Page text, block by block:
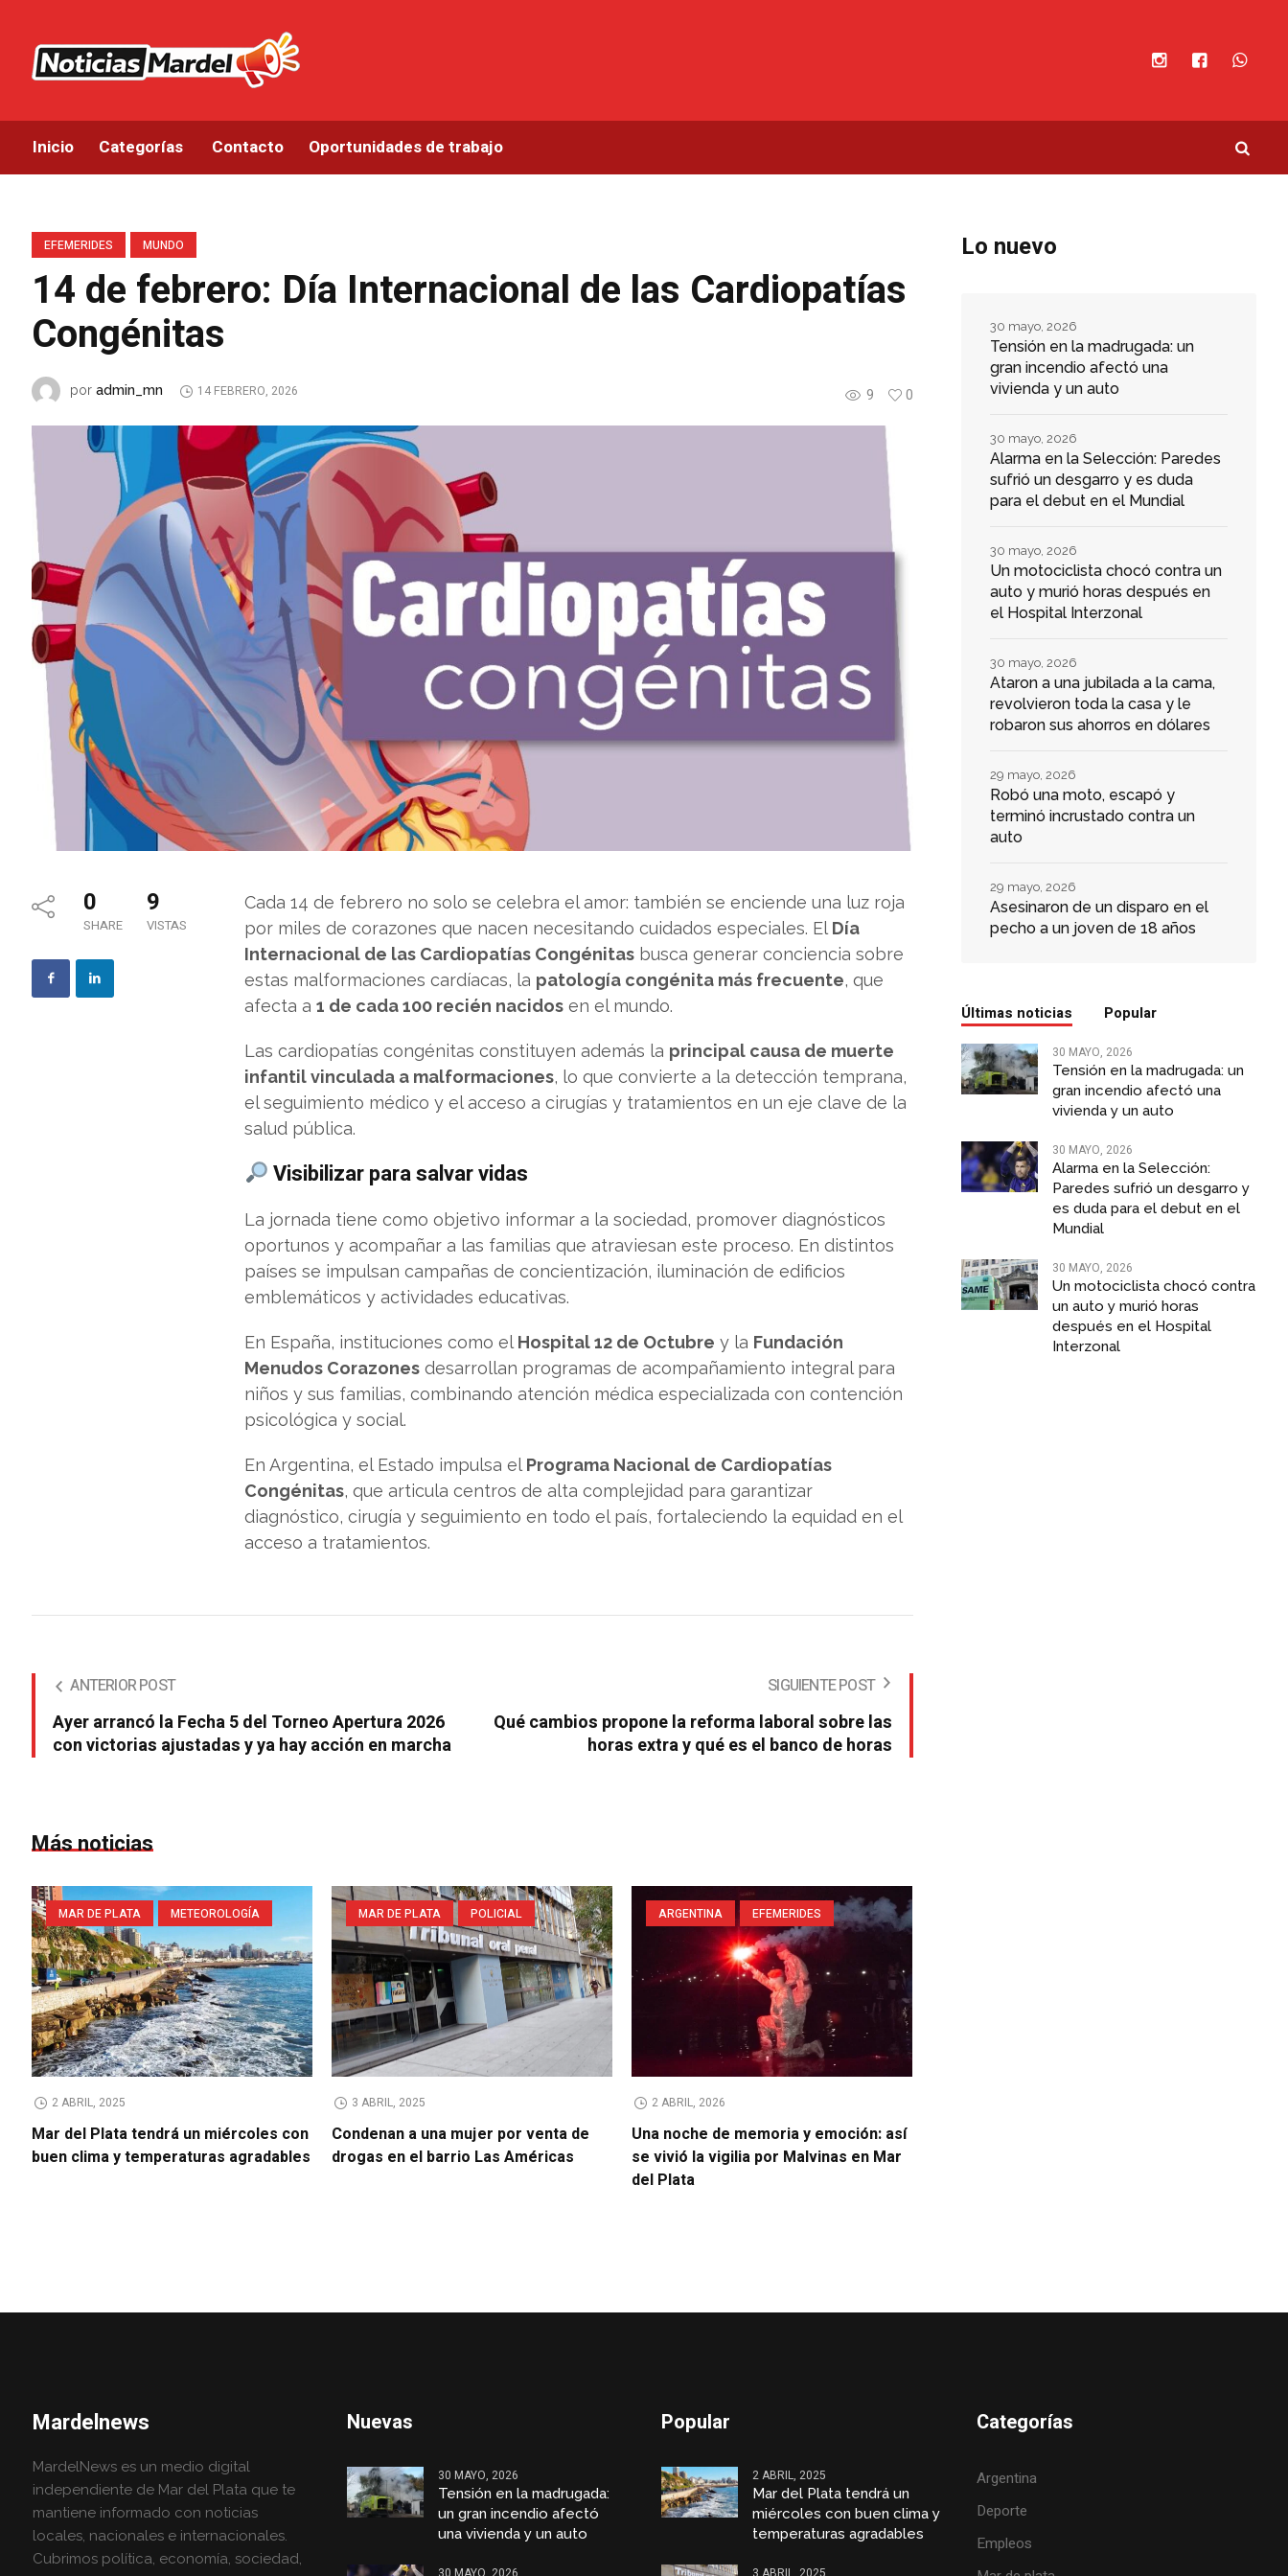
Inicio Categorías Contacto Oportunidades de trabajo
EFEMERIDES MUNDO
14 de febrero: Día Internacional de las Cardiopatías
Congénitas
9 0
poradmin_mn 14 FEBRERO, 2026
0
SHARE
9
VISTAS
Cada 14 de febrero no solo se celebra el amor: también se enciende una luz roja
por miles de corazones que nacen necesitando cuidados especiales. El Día
Internacional de las Cardiopatías Congénitas busca generar conciencia sobre
estas malformaciones cardíacas, la patología congénita más frecuente, que
afecta a1 de cada 100 recién nacidos en el mundo.
Las cardiopatías congénitas constituyen además la principal causa de muerte
infantil vinculada a malformaciones, lo que convierte a la detección temprana,
el seguimiento médico y el acceso a cirugías y tratamientos en un eje clave de la
salud pública.
Visibilizar para salvar vidas
La jornada tiene como objetivo informar a la sociedad, promover diagnósticos
oportunos y acompañar a las familias que atraviesan este proceso. En distintos
países se impulsan campañas de concientización, iluminación de edificios
emblemáticos y actividades educativas.
En España, instituciones como el Hospital 12 de Octubre y la Fundación
Menudos Corazones desarrollan programas de acompañamiento integral para
niños y sus familias, combinando atención médica especializada con contención
psicológica y social.
En Argentina, el Estado impulsa el Programa Nacional de Cardiopatías
Congénitas, que articula centros de alta complejidad para garantizar
diagnóstico, cirugía y seguimiento en todo el país, fortaleciendo la equidad en el
acceso a tratamientos.
ANTERIOR POST
Ayer arrancó la Fecha 5 del Torneo Apertura 2026
con victorias ajustadas y ya hay acción en marcha
SIGUIENTE POST
Qué cambios propone la reforma laboral sobre las
horas extra y qué es el banco de horas
Más noticias
MAR DE PLATA METEOROLOGÍA
2 ABRIL, 2025
Mar del Plata tendrá un miércoles con
buen clima y temperaturas agradables
MAR DE PLATA POLICIAL
3 ABRIL, 2025
Condenan a una mujer por venta de
drogas en el barrio Las Américas
ARGENTINA EFEMERIDES
2 ABRIL, 2026
Una noche de memoria y emoción: así
se vivió la vigilia por Malvinas en Mar
del Plata
Lo nuevo
Tensión en la madrugada: un
gran incendio afectó una
vivienda y un auto
30 mayo, 2026
Alarma en la Selección: Paredes
sufrió un desgarro y es duda
para el debut en el Mundial
30 mayo, 2026
Un motociclista chocó contra un
auto y murió horas después en
el Hospital Interzonal
30 mayo, 2026
Ataron a una jubilada a la cama,
revolvieron toda la casa y le
robaron sus ahorros en dólares
30 mayo, 2026
Robó una moto, escapó y
terminó incrustado contra un
auto
29 mayo, 2026
Asesinaron de un disparo en el
pecho a un joven de 18 años
29 mayo, 2026
Últimas noticias Popular
30 MAYO, 2026
Tensión en la madrugada: un
gran incendio afectó una
vivienda y un auto
30 MAYO, 2026
Alarma en la Selección:
Paredes sufrió un desgarro y
es duda para el debut en el
Mundial
30 MAYO, 2026
Un motociclista chocó contra
un auto y murió horas
después en el Hospital
Interzonal
Mardelnews
MardelNews es un medio digital
independiente de Mar del Plata que te
mantiene informado con noticias
locales, nacionales e internacionales.
Cubrimos política, economía, sociedad,
Nuevas
30 MAYO, 2026
Tensión en la madrugada:
un gran incendio afectó
una vivienda y un auto
Popular
2 ABRIL, 2025
Mar del Plata tendrá un
miércoles con buen clima y
temperaturas agradables
Categorías
Argentina
Deporte
Empleos